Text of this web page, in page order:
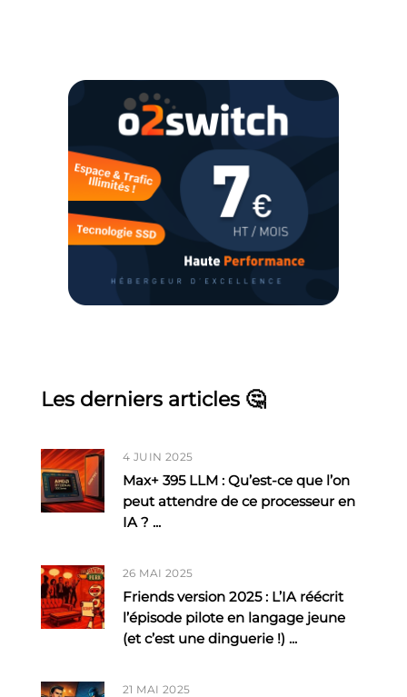
Les derniers articles 🤔
4 JUIN 2025
Max+ 395 LLM : Qu’est-ce que l’on
peut attendre de ce processeur en
IA ? ...
26 MAI 2025
Friends version 2025 : L’IA réécrit
l’épisode pilote en langage jeune
(et c’est une dinguerie !) ...
21 MAI 2025